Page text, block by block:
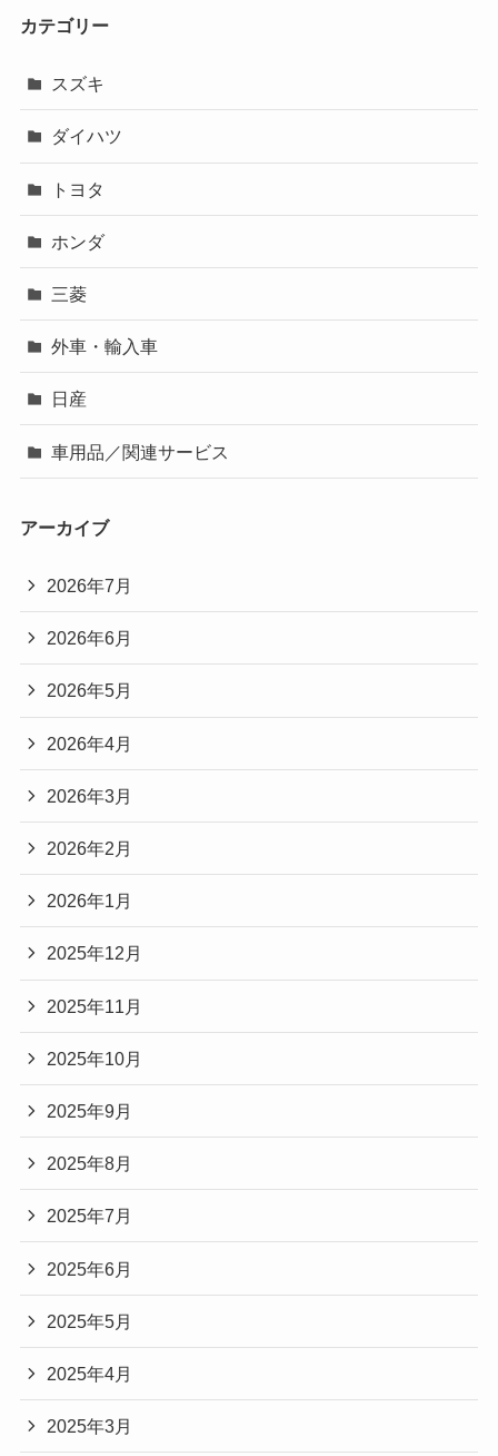
カテゴリー
スズキ
ダイハツ
トヨタ
ホンダ
三菱
外車・輸入車
日産
車用品／関連サービス
アーカイブ
2026年7月
2026年6月
2026年5月
2026年4月
2026年3月
2026年2月
2026年1月
2025年12月
2025年11月
2025年10月
2025年9月
2025年8月
2025年7月
2025年6月
2025年5月
2025年4月
2025年3月